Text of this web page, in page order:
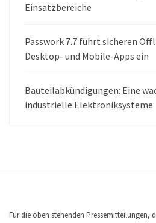
Einsatzbereiche
Passwork 7.7 führt sicheren
Desktop- und Mobile-Apps ein
Bauteilabkündigungen: Eine
industrielle Elektroniksysteme
Für die oben stehenden Pressemitteilungen,